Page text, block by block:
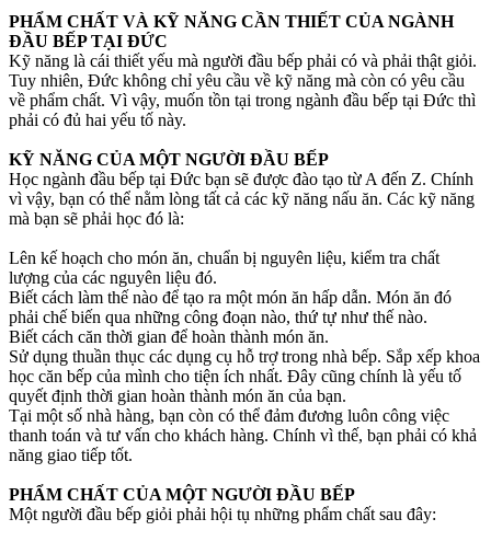
PHẨM CHẤT VÀ KỸ NĂNG CẦN THIẾT CỦA NGÀNH
ĐẦU BẾP TẠI ĐỨC
Kỹ năng là cái thiết yếu mà người đầu bếp phải có và phải thật giỏi.
Tuy nhiên, Đức không chỉ yêu cầu về kỹ năng mà còn có yêu cầu
về phẩm chất. Vì vậy, muốn tồn tại trong ngành đầu bếp tại Đức thì
phải có đủ hai yếu tố này.
KỸ NĂNG CỦA MỘT NGƯỜI ĐẦU BẾP
Học ngành đầu bếp tại Đức bạn sẽ được đào tạo từ A đến Z. Chính
vì vậy, bạn có thể nằm lòng tất cả các kỹ năng nấu ăn. Các kỹ năng
mà bạn sẽ phải học đó là:
Lên kế hoạch cho món ăn, chuẩn bị nguyên liệu, kiểm tra chất
lượng của các nguyên liệu đó.
Biết cách làm thế nào để tạo ra một món ăn hấp dẫn. Món ăn đó
phải chế biến qua những công đoạn nào, thứ tự như thế nào.
Biết cách căn thời gian để hoàn thành món ăn.
Sử dụng thuần thục các dụng cụ hỗ trợ trong nhà bếp. Sắp xếp khoa
học căn bếp của mình cho tiện ích nhất. Đây cũng chính là yếu tố
quyết định thời gian hoàn thành món ăn của bạn.
Tại một số nhà hàng, bạn còn có thể đảm đương luôn công việc
thanh toán và tư vấn cho khách hàng. Chính vì thế, bạn phải có khả
năng giao tiếp tốt.
PHẨM CHẤT CỦA MỘT NGƯỜI ĐẦU BẾP
Một người đầu bếp giỏi phải hội tụ những phẩm chất sau đây: